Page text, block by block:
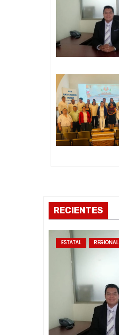
a
c
i
ó
n
d
n
t
r
s
RECIENTES
ESTATAL REGIONAL